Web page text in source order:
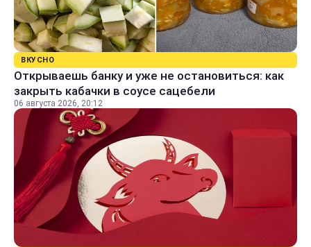
ВКУСНО
Открываешь банку и уже не остановиться: как
закрыть кабачки в соусе сацебели
06 августа 2026, 20:12